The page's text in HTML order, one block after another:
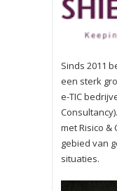
Sinds 2011
een sterk
e-TIC
met Risico &
gebied van
situaties.